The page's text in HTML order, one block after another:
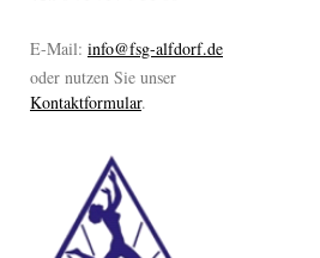
E-Mail: info@fsg-alfdorf.de
oder nutzen Sie unser
Kontaktformular.